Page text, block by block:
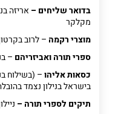
בדואר שליחים – אריזה
מקלקר
מוצרי רקמה – לרוב
ספרי תורה ואביזריהם –
כסאות אליהו– (בשילוח
בישראל בנילון נצמד
תיקים לספרי תורה –